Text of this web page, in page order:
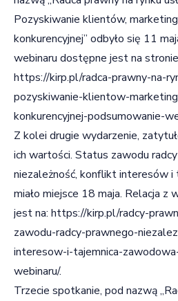
Pozyskiwanie klientów,
konkurencyjnej” odbyło się 11
webinaru dostępne jest na
https://kirp.pl/radca-prawny-na-
pozyskiwanie-klientow-
konkurencyjnej-podsumowanie-
Z kolei drugie wydarzenie,
ich wartości. Status zawodu
niezależność, konflikt interesów i
miało miejsce 18 maja. Relacja z
jest na: https://kirp.pl/radcy-
zawodu-radcy-prawnego-
interesow-i-tajemnica-
webinaru/.
Trzecie spotkanie, pod nazwą